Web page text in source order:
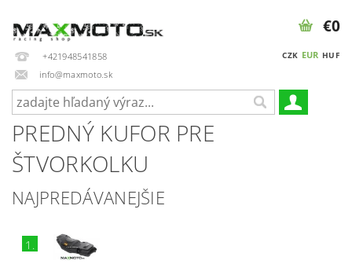
+421948541858
info@maxmoto.sk
CZK EUR HUF
€0
PREDNÝ KUFOR PRE
ŠTVORKOLKU
NAJPREDÁVANEJŠIE
1.